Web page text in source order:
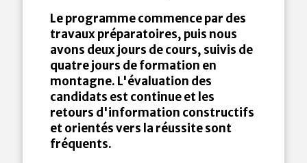
Le programme commence par des
travaux préparatoires, puis nous
avons deux jours de cours, suivis de
quatre jours de formation en
montagne. L'évaluation des
candidats est continue et les
retours d'information constructifs
et orientés vers la réussite sont
fréquents.